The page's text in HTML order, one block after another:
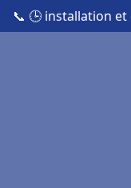
📞 🕒 installation